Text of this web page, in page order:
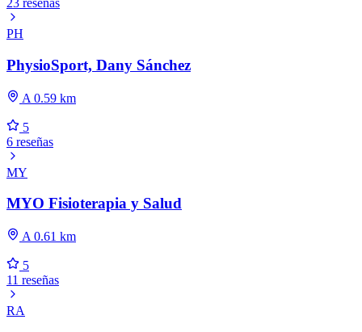
23 reseñas
PH
PhysioSport, Dany Sánchez
A 0.59 km
5
6 reseñas
MY
MYO Fisioterapia y Salud
A 0.61 km
5
11 reseñas
RA